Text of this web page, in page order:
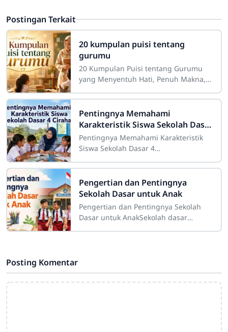
Postingan Terkait
20 kumpulan puisi tentang
gurumu
20 Kumpulan Puisi tentang Gurumu
yang Menyentuh Hati, Penuh Makna,
yang memiliki tempat istimewa dalam
perjalanan
Pentingnya Memahami
Karakteristik Siswa Sekolah Dasar
4 Cirahab
Pentingnya Memahami Karakteristik
Siswa Sekolah Dasar 4
merupakan salah satu bagian penting
dalam pelaksanaan
Pengertian dan Pentingnya
Sekolah Dasar untuk Anak
Pengertian dan Pentingnya Sekolah
Dasar untuk AnakSekolah dasar
Posting Komentar